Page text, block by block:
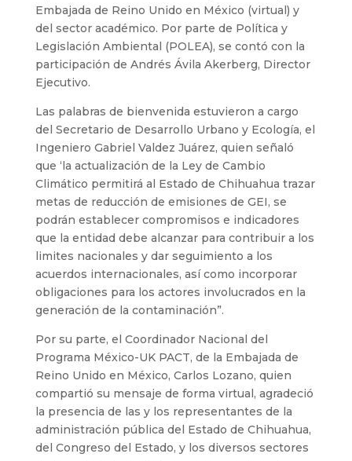
Embajada de Reino Unido en México (virtual) y
del sector académico. Por parte de Política y
Legislación Ambiental (POLEA), se contó con la
participación de Andrés Ávila Akerberg, Director
Ejecutivo.
Las palabras de bienvenida estuvieron a cargo
del Secretario de Desarrollo Urbano y Ecología, el
Ingeniero Gabriel Valdez Juárez, quien señaló
que ‘la actualización de la Ley de Cambio
Climático permitirá al Estado de Chihuahua trazar
metas de reducción de emisiones de GEI, se
podrán establecer compromisos e indicadores
que la entidad debe alcanzar para contribuir a los
limites nacionales y dar seguimiento a los
acuerdos internacionales, así como incorporar
obligaciones para los actores involucrados en la
generación de la contaminación”.
Por su parte, el Coordinador Nacional del
Programa México-UK PACT, de la Embajada de
Reino Unido en México, Carlos Lozano, quien
compartió su mensaje de forma virtual, agradeció
la presencia de las y los representantes de la
administración pública del Estado de Chihuahua,
del Congreso del Estado, y los diversos sectores